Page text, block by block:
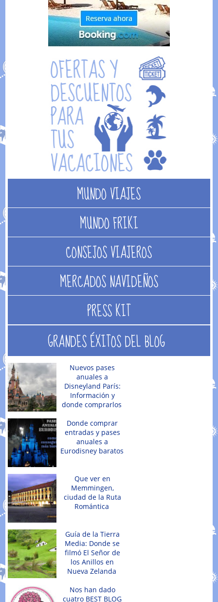
MUNDO VIAJES
MUNDO FRIKI
CONSEJOS VIAJEROS
MERCADOS NAVIDEÑOS
PRESS KIT
GRANDES ÉXITOS DEL BLOG
Nuevos pases
anuales a
Disneyland París:
Información y
donde comprarlos
Donde comprar
entradas y pases
anuales a
Eurodisney baratos
Que ver en
Memmingen,
ciudad de la Ruta
Romántica
Guía de la Tierra
Media: Donde se
filmó El Señor de
los Anillos en
Nueva Zelanda
Nos han dado
cuatro BEST BLOG